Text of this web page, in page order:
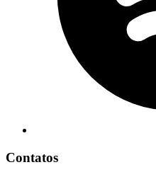
Contatos